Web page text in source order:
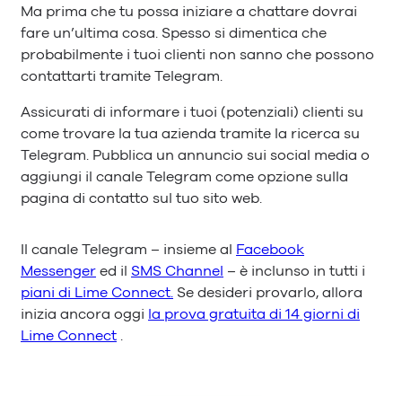
Ma prima che tu possa iniziare a chattare dovrai
fare un’ultima cosa. Spesso si dimentica che
probabilmente i tuoi clienti non sanno che possono
contattarti tramite Telegram.
Assicurati di informare i tuoi (potenziali) clienti su
come trovare la tua azienda tramite la ricerca su
Telegram. Pubblica un annuncio sui social media o
aggiungi il canale Telegram come opzione sulla
pagina di contatto sul tuo sito web.
Il canale Telegram – insieme al Facebook
Messengered il SMS Channel – è inclunso in tutti i
piani di Lime Connect. Se desideri provarlo, allora
inizia ancora oggi la prova gratuita di 14 giorni di
Lime Connect .